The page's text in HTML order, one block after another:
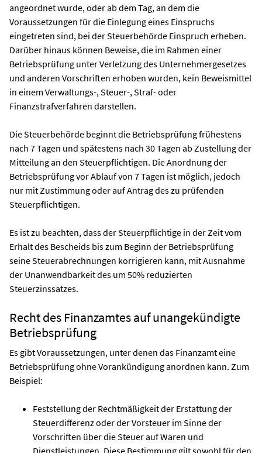
angeordnet wurde, oder ab dem Tag, an dem die
Voraussetzungen für die Einlegung eines Einspruchs
eingetreten sind, bei der Steuerbehörde Einspruch erheben.
Darüber hinaus können Beweise, die im Rahmen einer
Betriebsprüfung unter Verletzung des Unternehmergesetzes
und anderen Vorschriften erhoben wurden, kein Beweismittel
in einem Verwaltungs-, Steuer-, Straf- oder
Finanzstrafverfahren darstellen.
Die Steuerbehörde beginnt die Betriebsprüfung frühestens
nach 7 Tagen und spätestens nach 30 Tagen ab Zustellung der
Mitteilung an den Steuerpflichtigen. Die Anordnung der
Betriebsprüfung vor Ablauf von 7 Tagen ist möglich, jedoch
nur mit Zustimmung oder auf Antrag des zu prüfenden
Steuerpflichtigen.
Es ist zu beachten, dass der Steuerpflichtige in der Zeit vom
Erhalt des Bescheids bis zum Beginn der Betriebsprüfung
seine Steuerabrechnungen korrigieren kann, mit Ausnahme
der Unanwendbarkeit des um 50% reduzierten
Steuerzinssatzes.
Recht des Finanzamtes auf unangekündigte
Betriebsprüfung
Es gibt Voraussetzungen, unter denen das Finanzamt eine
Betriebsprüfung ohne Vorankündigung anordnen kann. Zum
Beispiel:
Feststellung der Rechtmäßigkeit der Erstattung der
Steuerdifferenz oder der Vorsteuer im Sinne der
Vorschriften über die Steuer auf Waren und
Dienstleistungen. Diese Bestimmung gilt sowohl für den